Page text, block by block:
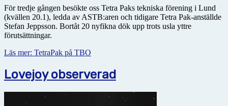
För tredje gången besökte oss Tetra Paks tekniska förening i Lund
(kvällen 20.1), ledda av ASTB:aren och tidigare Tetra Pak-anställde
Stefan Jeppsson. Bortåt 20 nyfikna dök upp trots usla yttre
förutsättningar.
Läs mer: TetraPak på TBO
Lovejoy observerad